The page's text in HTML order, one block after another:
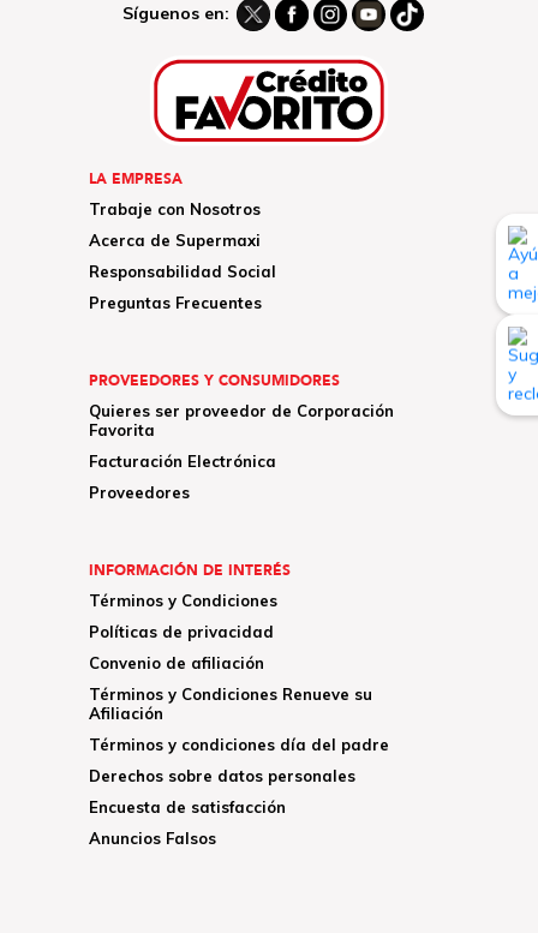
Síguenos en:
LA EMPRESA
Trabaje con Nosotros
Acerca de Supermaxi
Responsabilidad Social
Preguntas Frecuentes
PROVEEDORES Y CONSUMIDORES
Quieres ser proveedor de Corporación
Favorita
Facturación Electrónica
Proveedores
INFORMACIÓN DE INTERÉS
Términos y Condiciones
Políticas de privacidad
Convenio de afiliación
Términos y Condiciones Renueve su
Afiliación
Términos y condiciones día del padre
Derechos sobre datos personales
Encuesta de satisfacción
Anuncios Falsos